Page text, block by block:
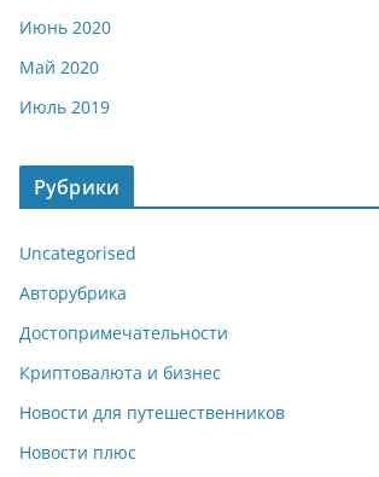
Июнь 2020
Май 2020
Июль 2019
Рубрики
Uncategorised
Авторубрика
Достопримечательности
Криптовалюта и бизнес
Новости для путешественников
Новости плюс